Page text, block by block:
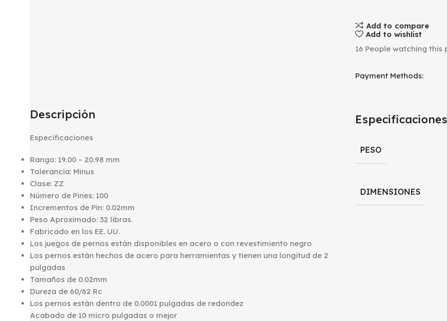
Add to compare
Add to wishlist
16 People watching this
Payment Methods:
Descripción
Especificaciones
Rango: 19.00 – 20.98 mm
Tolerancia: Minus
Clase: ZZ
Número de Pines: 100
Incrementos de Pin: 0.02mm
Peso Aproximado: 32 libras.
Fabricado en los EE. UU.
Los juegos de pernos están disponibles en acero o con revestimiento negro
Los pernos están hechos de acero para herramientas y tienen una longitud de 2
pulgadas
Tamaños de 0.02mm
Dureza de 60/62 Rc
Los pernos están dentro de 0.0001 pulgadas de redondez
Acabado de 10 micro pulgadas o mejor
Especificaciones
PESO
DIMENSIONES